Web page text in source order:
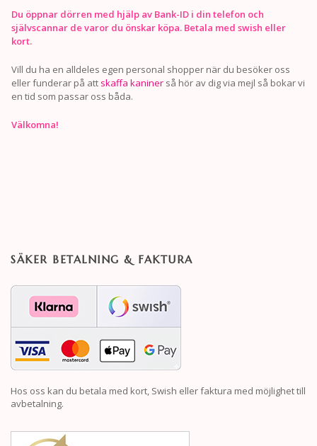
Du öppnar dörren med hjälp av Bank-ID i din telefon och
självscannar de varor du önskar köpa. Betala med swish eller
kort.
Vill du ha en alldeles egen personal shopper när du besöker oss
eller funderar på att skaffa kaniner så hör av dig via mejl så bokar vi
en tid som passar oss båda.
Välkomna!
SÄKER BETALNING & FAKTURA
Hos oss kan du betala med kort, Swish eller faktura med möjlighet till
avbetalning.